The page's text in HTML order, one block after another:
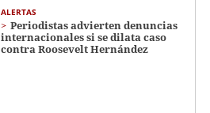
ALERTAS
Periodistas advierten denuncias
internacionales si se dilata caso
contra Roosevelt Hernández